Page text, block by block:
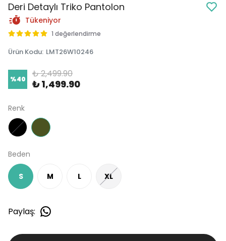
Deri Detaylı Triko Pantolon
Tükeniyor
1 değerlendirme
Ürün Kodu: LMT26W10246
%40 ₺ 2,499.90
₺ 1,499.90
Renk
Beden
S M L XL
Paylaş: